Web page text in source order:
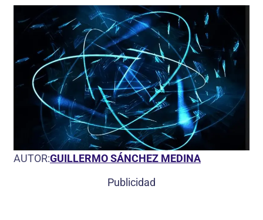
AUTOR:GUILLERMO SÁNCHEZ MEDINA
Publicidad